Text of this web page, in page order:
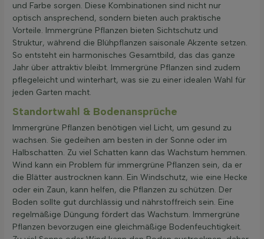
und Farbe sorgen. Diese Kombinationen sind nicht nur
optisch ansprechend, sondern bieten auch praktische
Vorteile. Immergrüne Pflanzen bieten Sichtschutz und
Struktur, während die Blühpflanzen saisonale Akzente setzen.
So entsteht ein harmonisches Gesamtbild, das das ganze
Jahr über attraktiv bleibt. Immergrüne Pflanzen sind zudem
pflegeleicht und winterhart, was sie zu einer idealen Wahl für
jeden Garten macht.
Standortwahl & Bodenansprüche
Immergrüne Pflanzen benötigen viel Licht, um gesund zu
wachsen. Sie gedeihen am besten in der Sonne oder im
Halbschatten. Zu viel Schatten kann das Wachstum hemmen.
Wind kann ein Problem für immergrüne Pflanzen sein, da er
die Blätter austrocknen kann. Ein Windschutz, wie eine Hecke
oder ein Zaun, kann helfen, die Pflanzen zu schützen. Der
Boden sollte gut durchlässig und nährstoffreich sein. Eine
regelmäßige Düngung fördert das Wachstum. Immergrüne
Pflanzen bevorzugen eine gleichmäßige Bodenfeuchtigkeit.